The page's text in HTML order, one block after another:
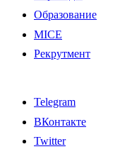
Образование
MICE
Рекрутмент
Telegram
ВКонтакте
Twitter